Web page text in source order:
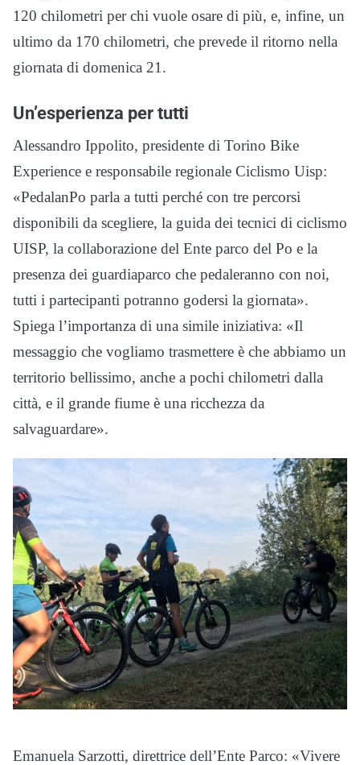
120 chilometri per chi vuole osare di più, e, infine, un
ultimo da 170 chilometri, che prevede il ritorno nella
giornata di domenica 21.
Un’esperienza per tutti
Alessandro Ippolito, presidente di Torino Bike
Experience e responsabile regionale Ciclismo Uisp:
«PedalanPo parla a tutti perché con tre percorsi
disponibili da scegliere, la guida dei tecnici di ciclismo
UISP, la collaborazione del Ente parco del Po e la
presenza dei guardiaparco che pedaleranno con noi,
tutti i partecipanti potranno godersi la giornata».
Spiega l’importanza di una simile iniziativa: «Il
messaggio che vogliamo trasmettere è che abbiamo un
territorio bellissimo, anche a pochi chilometri dalla
città, e il grande fiume è una ricchezza da
salvaguardare».
Emanuela Sarzotti, direttrice dell’Ente Parco: «Vivere